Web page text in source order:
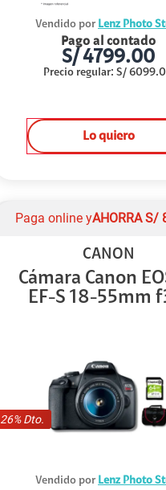
Vendido por Lenz Photo
Pago al contado
S/4799.00
Precio regular: S/
Lo quiero
26% Dto.
Paga online yAHORRA S/
CANON
Cámara Canon
EF-S 18-55mm
Vendido por Lenz Photo